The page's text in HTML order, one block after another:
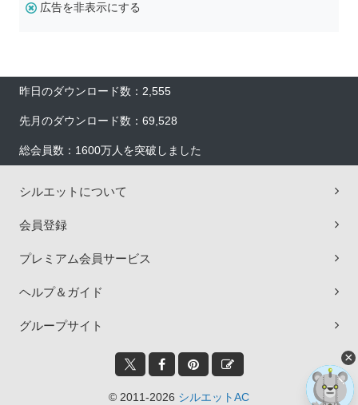
広告を非表示にする
昨日のダウンロード数：2,555
先月のダウンロード数：69,528
総会員数：1600万人を突破しました
シルエットについて
会員登録
プレミアム会員サービス
ヘルプ＆ガイド
グループサイト
© 2011-2026 シルエットAC
×